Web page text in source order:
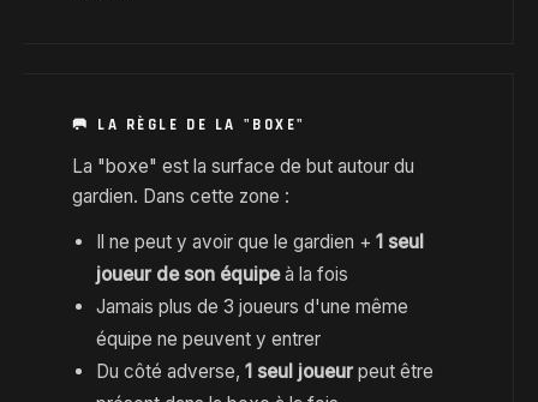
🥅 LA RÈGLE DE LA "BOXE"
La "boxe" est la surface de but autour du
gardien. Dans cette zone :
Il ne peut y avoir que le gardien + 1 seul
joueur de son équipeà la fois
Jamais plus de 3 joueurs d'une même
équipe ne peuvent y entrer
Du côté adverse, 1 seul joueur peut être